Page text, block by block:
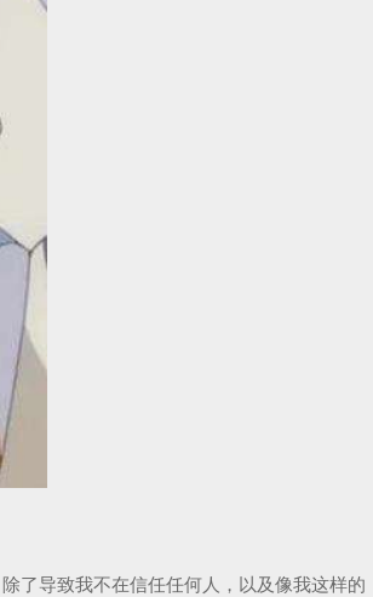
了导致我不在信任任何人，以及像我这样的